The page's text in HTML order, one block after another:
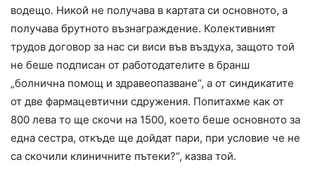
водещо. Никой не получава в картата си основното, а
получава брутното възнаграждение. Колективният
трудов договор за нас си виси във въздуха, защото той
не беше подписан от работодателите в бранш
„болнична помощ и здравеопазване“, а от синдикатите
от две фармацевтични сдружения. Попитахме как от
800 лева то ще скочи на 1500, което беше основното за
една сестра, откъде ще дойдат пари, при условие че не
са скочили клиничните пътеки?“, казва той.